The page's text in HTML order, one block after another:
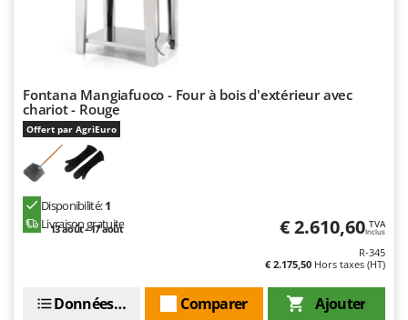
Fontana Mangiafuoco - Four à bois d'extérieur avec
chariot - Rouge
Offert par AgriEuro
Disponibilité:1
Livraison gratuite
13 août - 17 août € 2.610,60 TVA
Inclus
R-345
€ 2.175,50 Hors taxes (HT)
Ajouter
Comparer
Données techniques